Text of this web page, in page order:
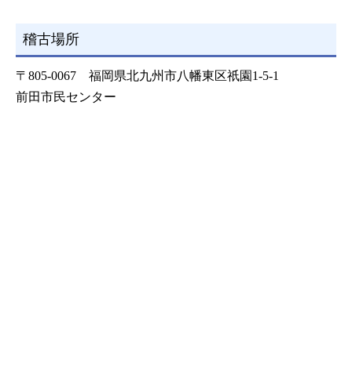
稽古場所
〒805-0067 福岡県北九州市八幡東区祇園1-5-1
前田市民センター